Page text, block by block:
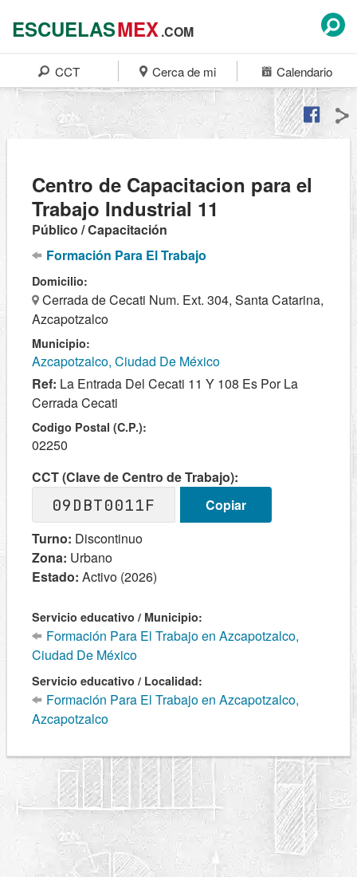
ESCUELASMEX.COM
CCT Cerca de mi Calendario
Centro de Capacitacion para el
Trabajo Industrial 11
Público / Capacitación
Formación Para El Trabajo
Domicilio:
Cerrada de Cecati Num. Ext. 304, Santa Catarina,
Azcapotzalco
Municipio:
Azcapotzalco, Ciudad De México
Ref: La Entrada Del Cecati 11 Y 108 Es Por La
Cerrada Cecati
Codigo Postal (C.P.):
02250
CCT (Clave de Centro de Trabajo):
09DBT0011F
Copiar
Turno: Discontinuo
Zona: Urbano
Estado: Activo (2026)
Servicio educativo / Municipio:
Formación Para El Trabajo en Azcapotzalco,
Ciudad De México
Servicio educativo / Localidad:
Formación Para El Trabajo en Azcapotzalco,
Azcapotzalco